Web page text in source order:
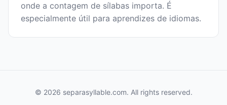
onde a contagem de sílabas importa. É
especialmente útil para aprendizes de idiomas.
© 2026 separasyllable.com. All rights reserved.